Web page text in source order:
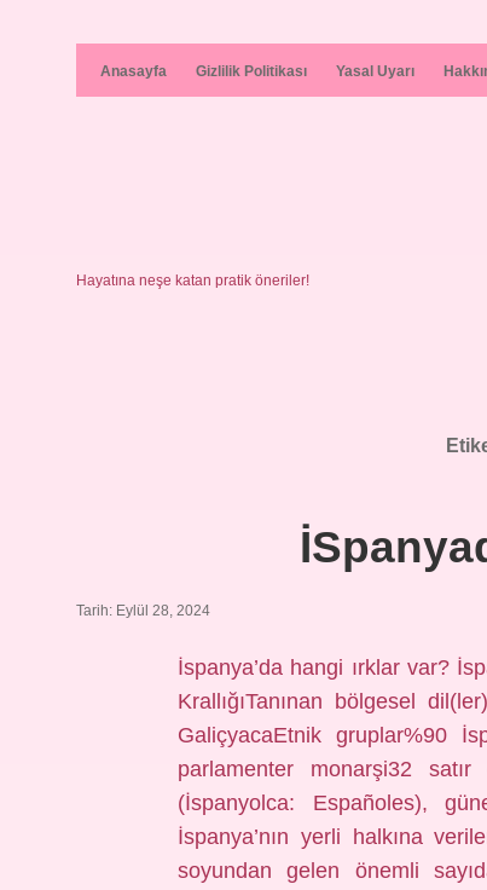
Anasayfa Gizlilik Politikası Yasal Uyarı
Hayatına neşe katan pratik öneriler!
Tarih: Eylül 28, 2024
İspanya’da hangi ırklar var?
KrallığıTanınan bölgesel
GaliçyacaEtnik gruplar%90
parlamenter monarşi32
(İspanyolca: Españoles),
İspanya’nın yerli halkına
soyundan gelen önemli